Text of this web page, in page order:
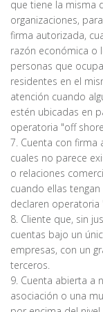
que tiene la misma
organizaciones,
firma autorizada,
razón económica o
personas que
residentes en el
atención cuando
estén ubicadas en
operatoria "off
7. Cuenta con firma
cuales no parece
o relaciones
cuando ellas
declaren operatoria
8. Cliente que, sin
cuentas bajo un
empresas, con un
terceros.
9. Cuenta abierta a
asociación o una